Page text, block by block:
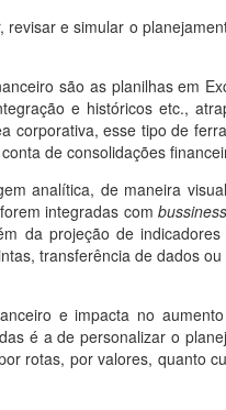
e simular o
são as planilhas em
e históricos etc.,
esse tipo de
de consolidações
analítica, de maneira
integradas com
da projeção de
transferência de dados
e impacta no
é a de personalizar o
rotas, por valores, quanto